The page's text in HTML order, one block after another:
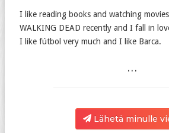
I like reading books and watching
WALKING DEAD recently and I fall in
I like fútbol very much and I like Barca.
...
Lähetä minulle